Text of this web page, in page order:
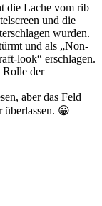
die Lache vom rib
und die
wurden.
und als „Non-
look“ erschlagen.
Rolle der
aber das Feld
überlassen. 😀